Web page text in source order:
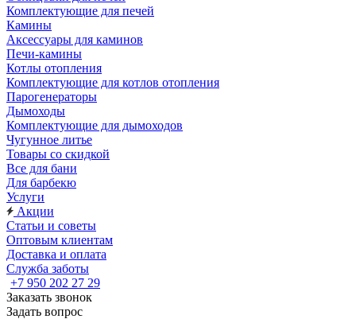
Комплектующие для печей
Камины
Аксессуары для каминов
Печи-камины
Котлы отопления
Комплектующие для котлов отопления
Парогенераторы
Дымоходы
Комплектующие для дымоходов
Чугунное литье
Товары со скидкой
Все для бани
Для барбекю
Услуги
Акции
Статьи и советы
Оптовым клиентам
Доставка и оплата
Служба заботы
+7 950 202 27 29
Заказать звонок
Задать вопрос